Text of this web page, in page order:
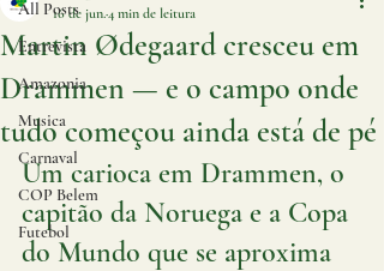
All Posts
Entrevista
Amazonia
Musica
Carnaval
COP Belem
Futebol
Martin Ødegaard cresceu em
Drammen — e o campo onde
tudo começou ainda está de pé
16 de jun.4 min de leitura
Um carioca em Drammen, o
capitão da Noruega e a Copa
do Mundo que se aproxima